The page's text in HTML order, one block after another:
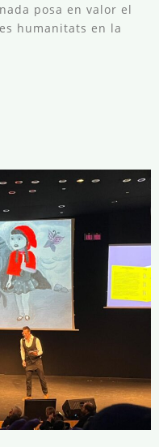
posa en valor el
humanitats en la